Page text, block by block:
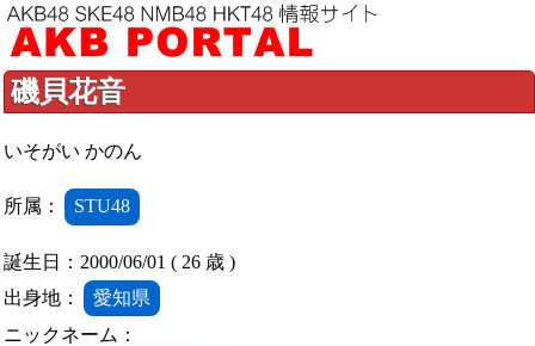
磯貝花音
いそがい かのん
所属： STU48
誕生日：2000/06/01 ( 26 歳 )
出身地：
愛知県
ニックネーム：